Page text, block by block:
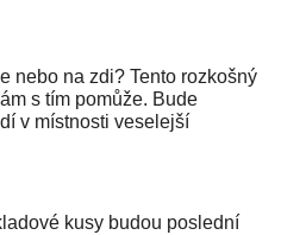
nebo na zdi? Tento rozkošný
s tím pomůže. Bude
v místnosti veselejší
kusy budou poslední